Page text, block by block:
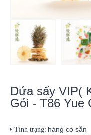
Dứa sấy VIP(
Gói - T86 Yue
Tình trạng: hàng có sẵn